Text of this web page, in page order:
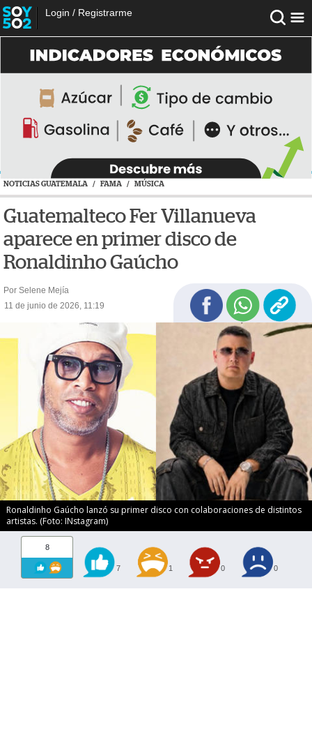
Login / Registrarme
NOTICIAS GUATEMALA / FAMA / MÚSICA
Guatemalteco Fer Villanueva
aparece en primer disco de
Ronaldinho Gaúcho
Por Selene Mejía
11 de junio de 2026, 11:19
Ronaldinho Gaúcho lanzó su primer disco con colaboraciones de distintos
artistas. (Foto: INstagram)
8
7 1 0 0